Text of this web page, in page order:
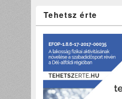
Tehetsz érte